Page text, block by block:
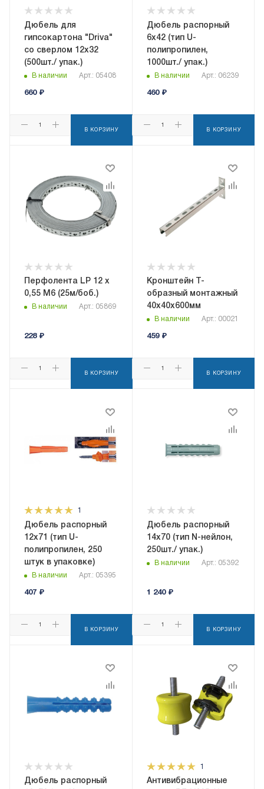
Дюбель для
гипсокартона "Driva"
со сверлом 12x32
(500шт./ упак.)
В наличии Арт.: 05408
660₽
В КОРЗИНУ
Дюбель распорный
6x42 (тип U-
полипропилен,
1000шт./ упак.)
В наличии Арт.: 06239
460₽
В КОРЗИНУ
Перфолента LP 12 х
0,55 М6 (25м/боб.)
В наличии Арт.: 05869
228₽
В КОРЗИНУ
Кронштейн Т-
образный монтажный
40х40х600мм
В наличии Арт.: 00021
459₽
В КОРЗИНУ
1
Дюбель распорный
12x71 (тип U-
полипропилен, 250
штук в упаковке)
В наличии Арт.: 05395
407 ₽
В КОРЗИНУ
Дюбель распорный
14x70 (тип N-нейлон,
250шт./ упак.)
В наличии Арт.: 05392
1 240₽
В КОРЗИНУ
Дюбель распорный
1
Антивибрационные